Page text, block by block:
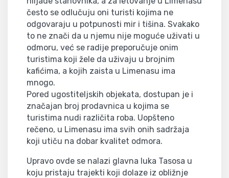
često se odlučuju oni turisti kojima ne
odgovaraju u potpunosti mir i tišina. Svakako
to ne znači da u njemu nije moguće uživati u
odmoru, već se radije preporučuje onim
turistima koji žele da uživaju u brojnim
kafićima, a kojih zaista u Limenasu ima
mnogo.
Pored ugostiteljskih objekata, dostupan je i
značajan broj prodavnica u kojima se
turistima nudi različita roba. Uopšteno
rečeno, u Limenasu ima svih onih sadržaja
koji utiču na dobar kvalitet odmora.
Upravo ovde se nalazi glavna luka Tasosa u
koju pristaju trajekti koji dolaze iz obližnje